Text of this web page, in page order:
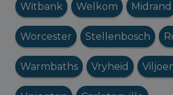
Witbank Welkom Midrand
Worcester Stellenbosch
Warmbaths Vryheid